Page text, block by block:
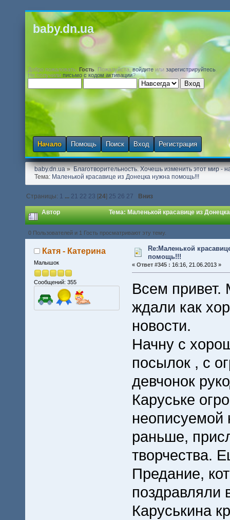
baby.dn.ua
Добро пожаловать, Гость . Пожалуйста,войдите или зарегистрируйтесь
Не получили письмо с кодом активации?
Начало Помощь Поиск Вход Регистрация
baby.dn.ua» Благотворительность. Хочешь изменить этот мир -
Тема: Маленькой красавице из Донецка нужна помощь!!!
Страницы: 1 ... 21 22 23 [24] 25 26 27 Вниз
Автор Тема: Маленькой красавице из
0 Пользователей и 1 Гость просматривают эту тему.
Катя - Катерина
Малышок
Сообщений: 355
Re:Маленькой
помощь!!!
« Ответ #345 : 16:16, 21.06.2013 »
Всем привет.
ждали как
новости.
Начну с
посылок , с
девчонок
Каруське
неописуемой
раньше,
творчества.
Предание,
поздравляли
Каруськина